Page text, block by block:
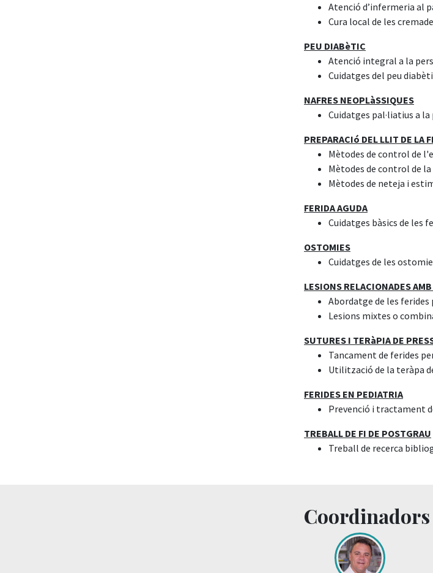
Atenció d’infermeria al
Cura local de les
PEU DIABèTIC
Atenció integral a la
Cuidatges del peu
NAFRES NEOPLàSSIQUES
Cuidatges pal·liatius a
PREPARACIó DEL LLIT DE LA
Mètodes de control de
Mètodes de control de
Mètodes de neteja i
FERIDA AGUDA
Cuidatges bàsics de les
OSTOMIES
Cuidatges de les
LESIONS RELACIONADES
Abordatge de les
Lesions mixtes o
SUTURES I TERàPIA DE
Tancament de ferides
Utilització de la teràpa
FERIDES EN PEDIATRIA
Prevenció i tractament
TREBALL DE FI DE POSTGRAU
Treball de recerca